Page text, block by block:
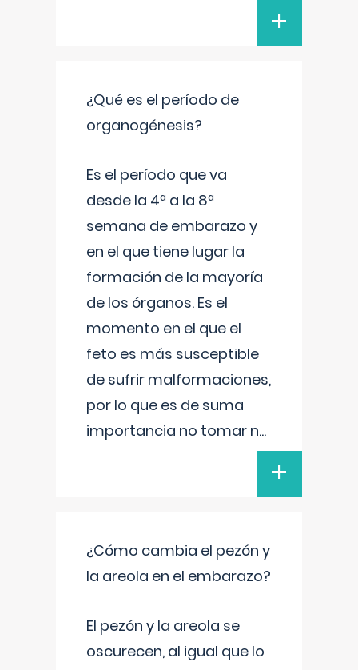
+
¿Qué es el período de
organogénesis?
Es el período que va
desde la 4ª a la 8ª
semana de embarazo y
en el que tiene lugar la
formación de la mayoría
de los órganos. Es el
momento en el que el
feto es más susceptible
de sufrir malformaciones,
por lo que es de suma
importancia no tomar n...
+
¿Cómo cambia el pezón y
la areola en el embarazo?
El pezón y la areola se
oscurecen, al igual que lo